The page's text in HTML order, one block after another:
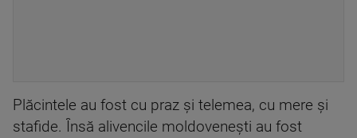
Plăcintele au fost cu praz și telemea, cu mere și
stafide. Însă alivencile moldovenești au fost